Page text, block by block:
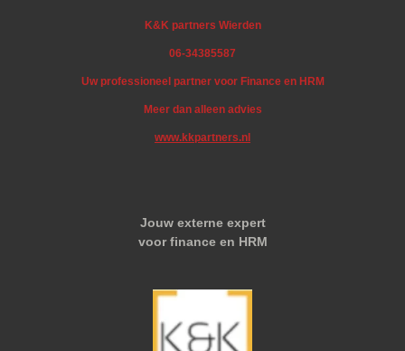
K&K partners Wierden
06-34385587
Uw professioneel partner voor Finance en HRM
Meer dan alleen advies
www.kkpartners.nl
Jouw externe expert
voor finance en HRM